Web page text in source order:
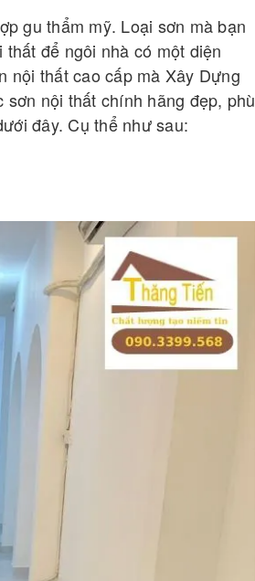
gu thẩm mỹ. Loại sơn mà bạn
để ngôi nhà có một diện
nội thất cao cấp mà Xây Dựng
nội thất chính hãng đẹp, phù
đây. Cụ thể như sau: